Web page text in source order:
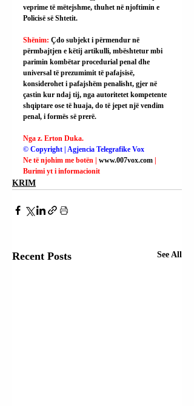
veprime të mëtejshme, thuhet në njoftimin e
Policisë së Shtetit.
Shënim: Çdo subjekt i përmendur në
përmbajtjen e këtij artikulli, mbështetur mbi
parimin kombëtar procedurial penal dhe
universal të prezumimit të pafajsisë,
konsiderohet i pafajshëm penalisht, gjer në
çastin kur ndaj tij, nga autoritetet kompetente
shqiptare ose të huaja, do të jepet një vendim
penal, i formës së prerë.
Nga z. Erton Duka.
© Copyright | Agjencia Telegrafike Vox
Ne të njohim me botën | www.007vox.com
Burimi yt i informacionit
KRIM
Recent Posts See All